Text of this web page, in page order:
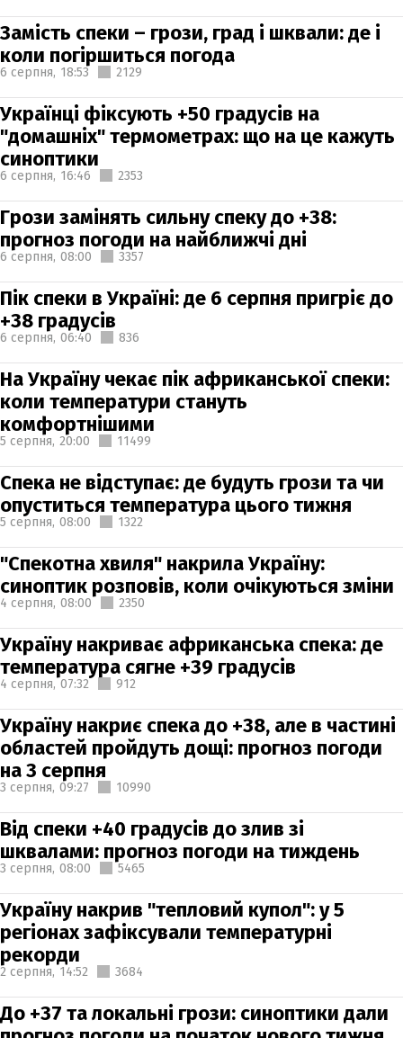
Замість спеки – грози, град і шквали: де і
коли погіршиться погода
6 серпня, 18:53 2129
Українці фіксують +50 градусів на
"домашніх" термометрах: що на це кажуть
синоптики
6 серпня, 16:46 2353
Грози замінять сильну спеку до +38:
прогноз погоди на найближчі дні
6 серпня, 08:00 3357
Пік спеки в Україні: де 6 серпня пригріє до
+38 градусів
6 серпня, 06:40 836
На Україну чекає пік африканської спеки:
коли температури стануть
комфортнішими
5 серпня, 20:00 11499
Спека не відступає: де будуть грози та чи
опуститься температура цього тижня
5 серпня, 08:00 1322
"Спекотна хвиля" накрила Україну:
синоптик розповів, коли очікуються зміни
4 серпня, 08:00 2350
Україну накриває африканська спека: де
температура сягне +39 градусів
4 серпня, 07:32 912
Україну накриє спека до +38, але в частині
областей пройдуть дощі: прогноз погоди
на 3 серпня
3 серпня, 09:27 10990
Від спеки +40 градусів до злив зі
шквалами: прогноз погоди на тиждень
3 серпня, 08:00 5465
Україну накрив "тепловий купол": у 5
регіонах зафіксували температурні
рекорди
2 серпня, 14:52 3684
До +37 та локальні грози: синоптики дали